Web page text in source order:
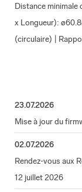
Distance minimale
x Longueur):
(circulaire) |
23.07.2026
Mise à jour du
02.07.2026
Rendez-vous aux
12 juillet 2026